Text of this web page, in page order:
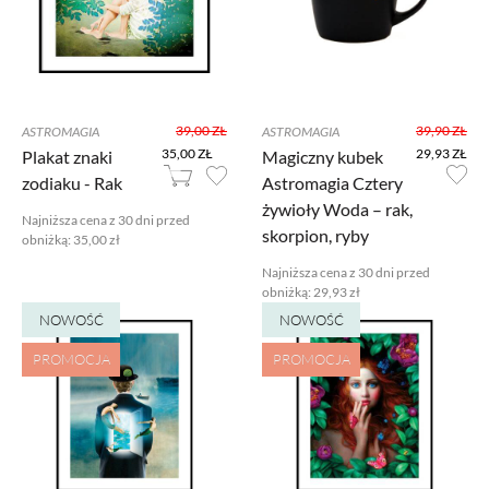
ASTROMAGIA 39,00 ZŁ
Plakat znaki
zodiaku - Rak
35,00 ZŁ
Najniższa cena z 30 dni przed
obniżką: 35,00 zł
ASTROMAGIA 39,90 ZŁ
Magiczny kubek
Astromagia Cztery
żywioły Woda – rak,
skorpion, ryby
29,93 ZŁ
Najniższa cena z 30 dni przed
obniżką: 29,93 zł
NOWOŚĆ
PROMOCJA
NOWOŚĆ
PROMOCJA
Ustawiając poszczególne narzędzia jako włączone, godzisz się, by
informacje przez nie gromadzone były przetwarzane przez
administratora tej strony oraz dostawców narzędzi zewnętrznych na
zasadach opisanych szczegółowo w
polityce prywatności.
Jeżeli chcesz zaakceptować wszystkie zastosowane na stronie pliki